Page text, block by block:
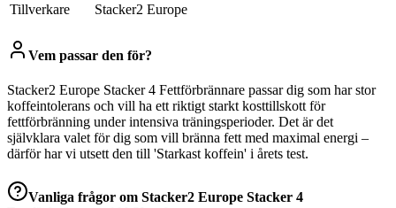
Tillverkare
Stacker2 Europe
Vem passar den för?
Stacker2 Europe Stacker 4 Fettförbrännare passar dig som har stor
koffeintolerans och vill ha ett riktigt starkt kosttillskott för
fettförbränning under intensiva träningsperioder. Det är det
självklara valet för dig som vill bränna fett med maximal energi –
därför har vi utsett den till 'Starkast koffein' i årets test.
Vanliga frågor om Stacker2 Europe Stacker 4